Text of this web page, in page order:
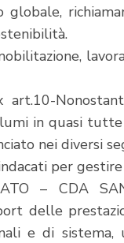
art.10-
in quasi
nei diversi
per
– CDA
delle
e di